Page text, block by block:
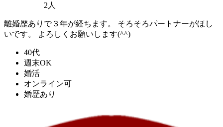
2人
離婚歴ありで３年が経ちます。 そろそろパートナーがほし
いです。 よろしくお願いします(^^)
40代
週末OK
婚活
オンライン可
婚歴あり